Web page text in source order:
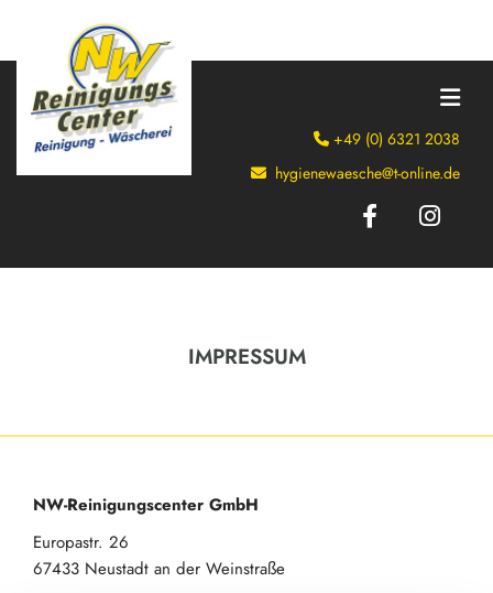
 +49 (0) 6321 2038
 hygienewaesche@t-online.de
IMPRESSUM
NW-Reinigungscenter GmbH
Europastr. 26
67433 Neustadt an der Weinstraße